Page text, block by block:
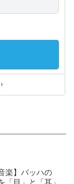
楽】バッハの